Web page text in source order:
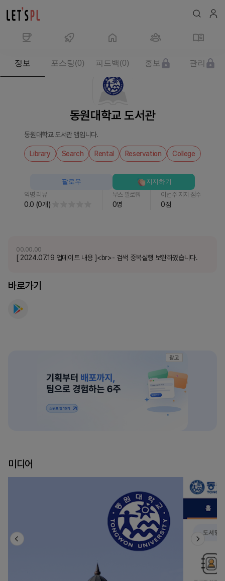
서
동원대학교 도서관
동원대학교 도서관 앱입니다.
Library Search Rental Reservation College
익명 리뷰
0.0 (0개)
부스 팔로워
0명
이번주 지지 점수
0점
팔로우 지지하기
정보 포스팅(0) 피드백 (0) 홍보 관리
00.00.00
[ 2024.07.19 업데이트 내용 ]<br>- 검색 중복실행 보완하였습니다.
바로가기
광고
미디어